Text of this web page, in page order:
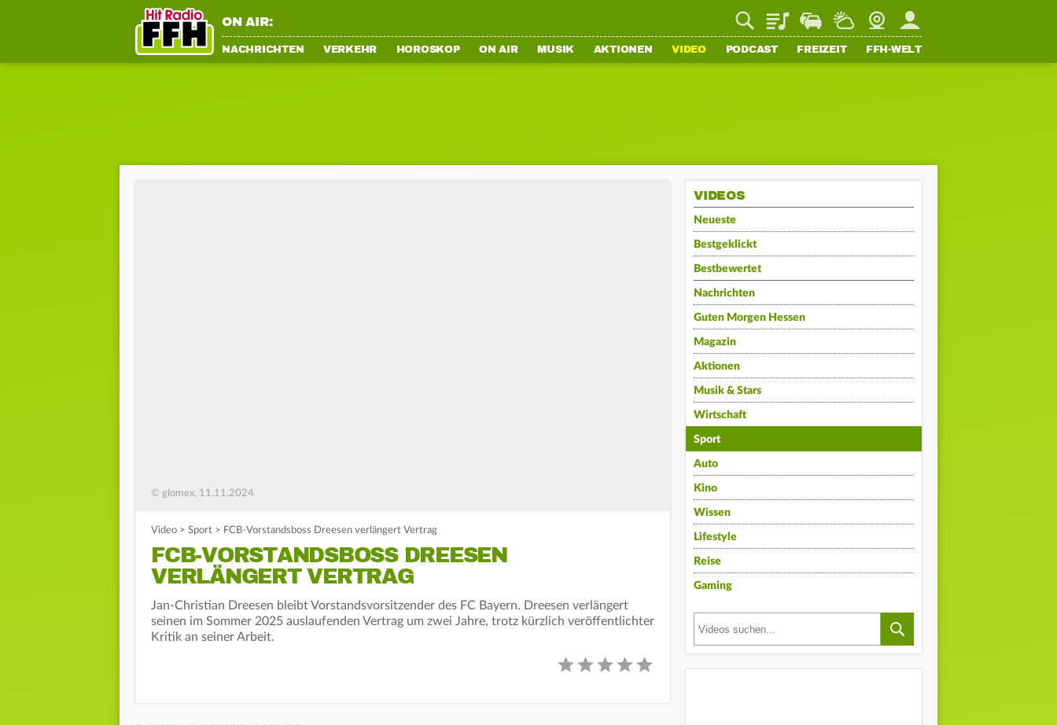
ON AIR: PlaylistStaupilotWetterWebcamMein FFH
NACHRICHTEN VERKEHR HOROSKOP ON AIR MUSIK AKTIONEN VIDEO PODCAST FREIZEIT FFH-WELT
© glomex, 11.11.2024
Video > Sport > FCB-Vorstandsboss Dreesen verlängert Vertrag
FCB-VORSTANDSBOSS DREESEN
VERLÄNGERT VERTRAG
Jan-Christian Dreesen bleibt Vorstandsvorsitzender des FC Bayern. Dreesen verlängert
seinen im Sommer 2025 auslaufenden Vertrag um zwei Jahre, trotz kürzlich veröffentlichter
Kritik an seiner Arbeit.
VIDEOS
Neueste
Bestgeklickt
Bestbewertet
Nachrichten
Guten Morgen Hessen
Magazin
Aktionen
Musik & Stars
Wirtschaft
Sport
Auto
Kino
Wissen
Lifestyle
Reise
Gaming